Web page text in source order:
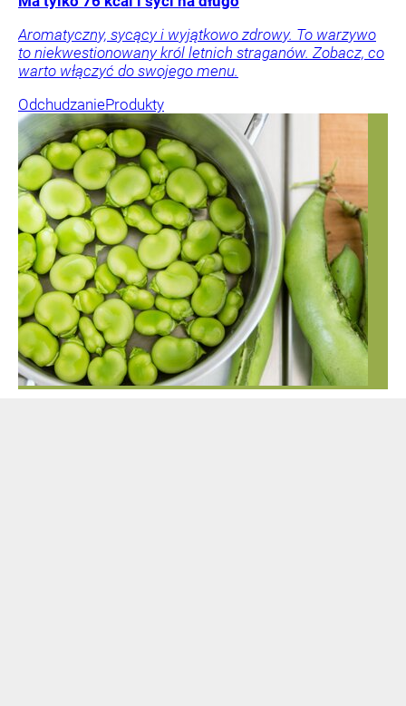
Aromatyczny, sycący i wyjątkowo zdrowy. To warzywo
to niekwestionowany król letnich straganów. Zobacz, co
warto włączyć do swojego menu.
OdchudzanieProdukty